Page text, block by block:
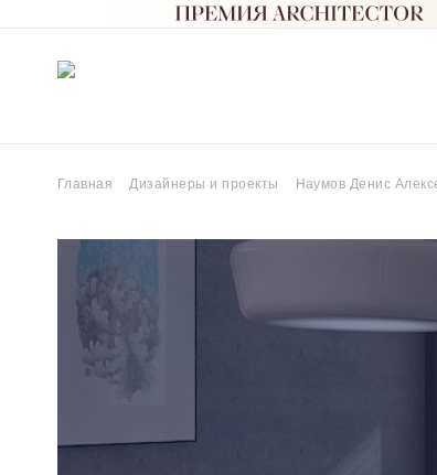
Главная Дизайнеры и проекты Наумов Денис